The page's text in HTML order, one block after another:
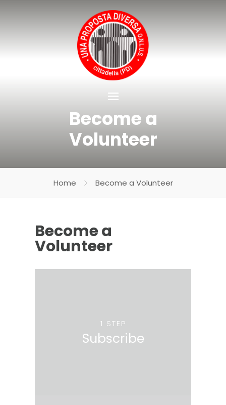
Become a
Volunteer
Home Become a Volunteer
Become a
Volunteer
1 STEP
Subscribe